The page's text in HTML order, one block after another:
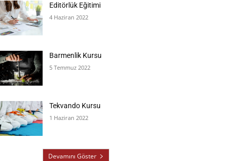
Editörlük Eğitimi
4 Haziran 2022
Barmenlik Kursu
5 Temmuz 2022
Tekvando Kursu
1 Haziran 2022
Devamını Göster